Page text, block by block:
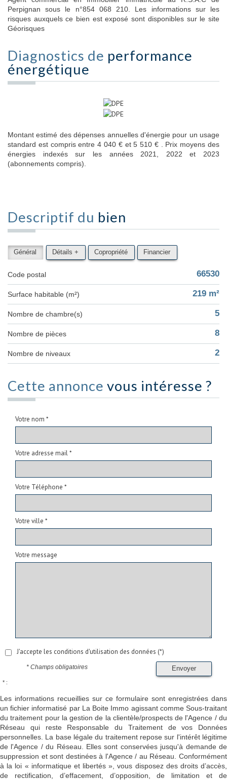
Perpignan sous le n°854 068 210. Les informations sur les
risques auxquels ce bien est exposé sont disponibles sur le site
Géorisques
Diagnostics de performance
énergétique
Montant estimé des dépenses annuelles d'énergie pour un usage
standard est compris entre 4 040 € et 5 510 € . Prix moyens des
énergies indexés sur les années 2021, 2022 et 2023
(abonnements compris).
Descriptif du bien
Général Détails + Copropriété Financier
Code postal 66530
Surface habitable (m²) 219 m²
Nombre de chambre(s) 5
Nombre de pièces 8
Nombre de niveaux 2
Cette annonce vous intéresse ?
Votre nom *
Votre adresse mail *
Votre Téléphone *
Votre ville *
Votre message
J'accepte les conditions d'utilisation des données (*)
Envoyer
* Champs obligatoires
* :
Les informations recueillies sur ce formulaire sont enregistrées dans
un fichier informatisé par La Boite Immo agissant comme Sous-traitant
du traitement pour la gestion de la clientèle/prospects de l'Agence / du
Réseau qui reste Responsable du Traitement de vos Données
personnelles. La base légale du traitement repose sur l'intérêt légitime
de l'Agence / du Réseau. Elles sont conservées jusqu'à demande de
suppression et sont destinées à l'Agence / au Réseau. Conformément
à la loi « informatique et libertés », vous disposez des droits d’accès,
de rectification, d’effacement, d’opposition, de limitation et de